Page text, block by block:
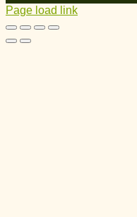
Page load link